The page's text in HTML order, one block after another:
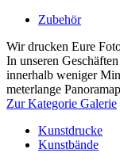
Zubehör
Wir drucken Eure
In unseren
innerhalb weniger
meterlange
Zur Kategorie Galerie
Kunstdrucke
Kunstbände